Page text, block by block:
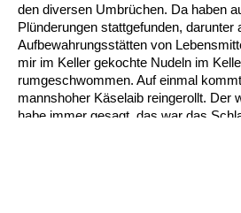
den diversen Umbrüchen. Da haben
Plünderungen stattgefunden, darunter
Aufbewahrungsstätten von
mir im Keller gekochte Nudeln im
rumgeschwommen. Auf einmal
mannshoher Käselaib reingerollt. Der
habe immer gesagt, das war das
Lieferungen bekommen von anderen